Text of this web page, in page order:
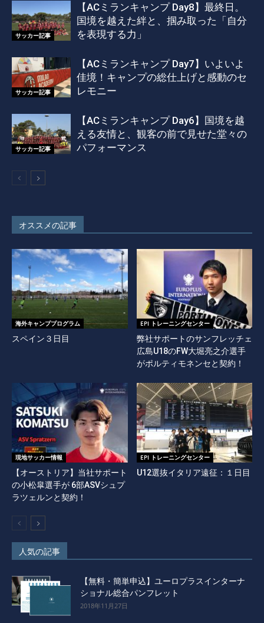
サッカー記事
【ACミランキャンプ Day8】最終日。
国境を越えた絆と、掴み取った「自分
を表現する力」
サッカー記事
【ACミランキャンプ Day7】いよいよ
佳境！キャンプの総仕上げと感動のセ
レモニー
サッカー記事
【ACミランキャンプ Day6】国境を越
える友情と、観客の前で見せた堂々の
パフォーマンス
オススメの記事
海外キャンププログラム
スペイン３日目
EPI トレーニングセンター
弊社サポートのサンフレッチェ
広島U18のFW大堀亮之介選手
がポルティモネンセと契約！
現地サッカー情報
【オーストリア】当社サポート
の小松皐選手が 6部ASVシュプ
ラツェルンと契約！
EPI トレーニングセンター
U12選抜イタリア遠征：１日目
人気の記事
【無料・簡単申込】ユーロプラスインターナ
ショナル総合パンフレット
2018年11月27日